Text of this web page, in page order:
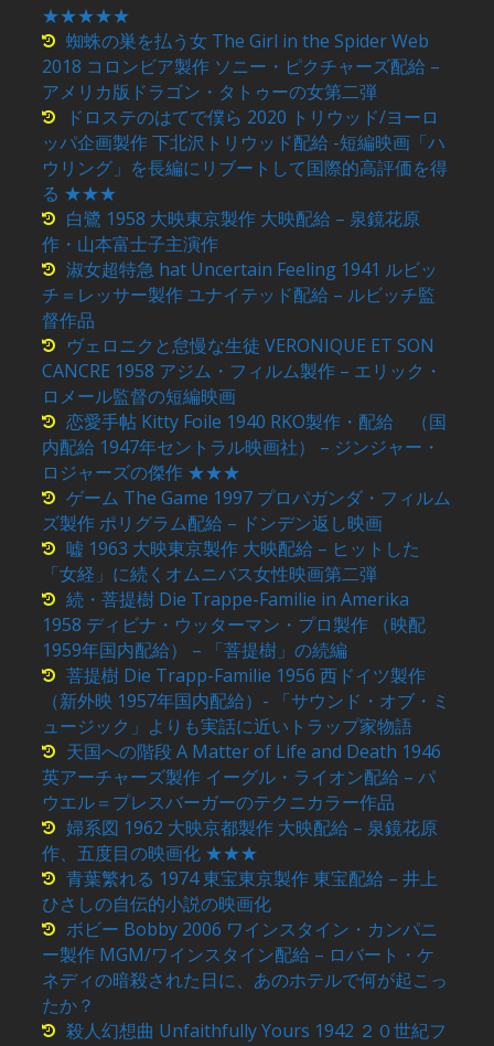
★★★★★
蜘蛛の巣を払う女 The Girl in the Spider Web
2018 コロンビア製作 ソニー・ピクチャーズ配給 –
アメリカ版ドラゴン・タトゥーの女第二弾
ドロステのはてで僕ら 2020 トリウッド/ヨーロ
ッパ企画製作 下北沢トリウッド配給 -短編映画「ハ
ウリング」を長編にリブートして国際的高評価を得
る ★★★
白鷺 1958 大映東京製作 大映配給 – 泉鏡花原
作・山本富士子主演作
淑女超特急 hat Uncertain Feeling 1941 ルビッ
チ＝レッサー製作 ユナイテッド配給 – ルビッチ監
督作品
ヴェロニクと怠慢な生徒 VERONIQUE ET SON
CANCRE 1958 アジム・フィルム製作 – エリック・
ロメール監督の短編映画
恋愛手帖 Kitty Foile 1940 RKO製作・配給 （国
内配給 1947年セントラル映画社） – ジンジャー・
ロジャーズの傑作 ★★★
ゲーム The Game 1997 プロパガンダ・フィルム
ズ製作 ポリグラム配給 – ドンデン返し映画
嘘 1963 大映東京製作 大映配給 – ヒットした
「女経」に続くオムニバス女性映画第二弾
続・菩提樹 Die Trappe-Familie in Amerika
1958 ディビナ・ウッターマン・プロ製作 （映配
1959年国内配給） – 「菩提樹」の続編
菩提樹 Die Trapp-Familie 1956 西ドイツ製作
（新外映 1957年国内配給）- 「サウンド・オブ・ミ
ュージック」よりも実話に近いトラップ家物語
天国への階段 A Matter of Life and Death 1946
英アーチャーズ製作 イーグル・ライオン配給 – パ
ウエル＝プレスバーガーのテクニカラー作品
婦系図 1962 大映京都製作 大映配給 – 泉鏡花原
作、五度目の映画化 ★★★
青葉繁れる 1974 東宝東京製作 東宝配給 – 井上
ひさしの自伝的小説の映画化
ボビー Bobby 2006 ワインスタイン・カンパニ
ー製作 MGM/ワインスタイン配給 – ロバート・ケ
ネディの暗殺された日に、あのホテルで何が起こっ
たか？
殺人幻想曲 Unfaithfully Yours 1942 ２０世紀フ